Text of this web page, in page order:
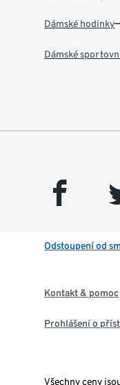
Dámské hodinky
Dámské
facebook
Odstoupení od
Kontakt & pomoc
Prohlášení o
Všechny ceny